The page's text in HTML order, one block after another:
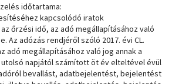
időtartama:
kapcsolódó iratok
őrzési idő, az adó megállapításához való
Az adózás rendjéről szóló 2017. évi CL.
adó megállapításához való jog annak a
napjától számított öt év elteltével évül
bevallást, adatbejelentést, bejelentést